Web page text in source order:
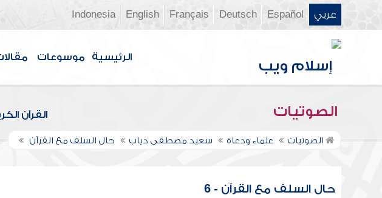
عربي Español
Deutsch
Français
English
Indonesia
الرئيسية موسوعات
الصوتيات القرآن
الصوتيات علماء ودعاة سعيد مصطفى دياب حال السلف مع القرآن
حال السلف مع القرآن - 6